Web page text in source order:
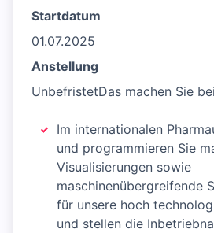
Startdatum
01.07.2025
Anstellung
UnbefristetDas machen Sie
Im internationalen
und programmieren Sie
Visualisierungen sowie
maschinenübergreifende
für unsere hoch
und stellen die